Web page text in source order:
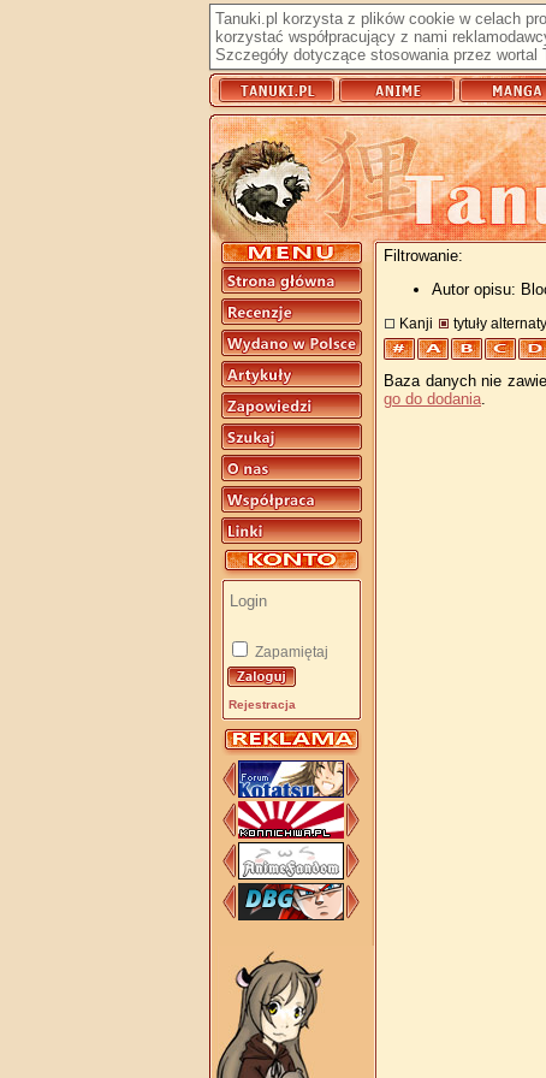
Tanuki.pl korzysta z plików cookie w celach
korzystać współpracujący z nami
Szczegóły dotyczące stosowania przez
Zapamiętaj
Rejestracja
Filtrowanie:
Autor opisu:
Kanji tytuły
Baza danych nie
go do dodania.